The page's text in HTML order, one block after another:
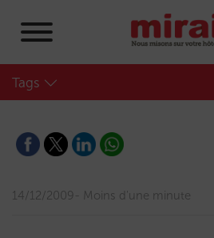
Tags
14/12/2009 Moins d'une minute